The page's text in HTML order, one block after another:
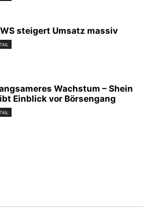
steigert Umsatz massiv
Wachstum – Shein
Einblick vor Börsengang